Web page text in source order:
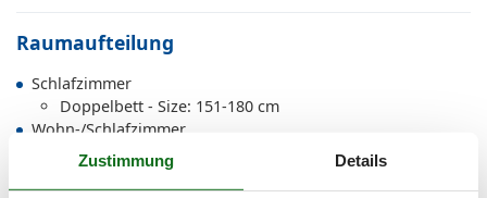
Raumaufteilung
Schlafzimmer
Doppelbett - Size: 151-180 cm
Wohn-/Schlafzimmer
Einzelcouch - variable size
Zustimmung Details